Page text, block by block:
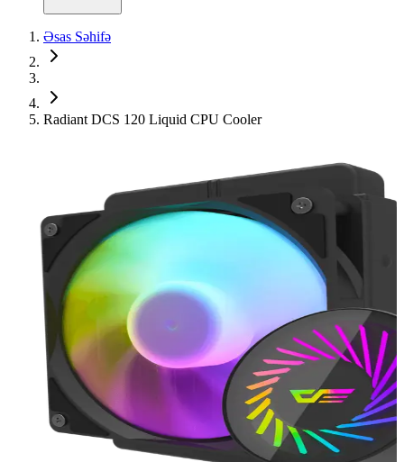
Əsas Səhifə
Radiant DCS 120 Liquid CPU Cooler